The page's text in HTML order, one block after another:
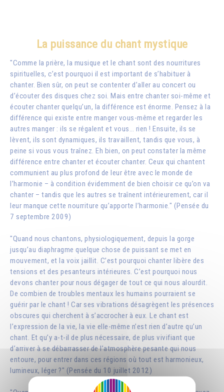
La puissance du chant mystique
"Comme la prière, la musique et le chant sont des nourritures
spirituelles, c’est pourquoi il est important de s’habituer à
chanter. Bien sûr, on peut se contenter d’aller au concert ou
d’écouter des disques chez soi. Mais entre chanter soi-même et
écouter chanter quelqu’un, la différence est énorme. Pensez à la
différence qui existe entre manger vous-même et regarder les
autres manger : ils se régalent et vous… rien ! Ensuite, ils se
lèvent, ils sont dynamiques, ils travaillent, tandis que vous, à
peine si vous vous traînez. Eh bien, on peut constater la même
différence entre chanter et écouter chanter. Ceux qui chantent
communient au plus profond de leur être avec le monde de
l’harmonie – à condition évidemment de bien choisir ce qu’on va
chanter – tandis que les autres se traînent intérieurement, car il
leur manque cette nourriture qu’apporte l’harmonie." (Pensée du
7 septembre 2009)
"Quand nous chantons, physiologiquement, depuis la gorge
jusqu’au diaphragme quelque chose de puissant se met en
mouvement, et la voix jaillit. C’est pourquoi chanter libère des
tensions et des pesanteurs intérieures. C’est pourquoi nous
devons chanter pour nous dégager de tout ce qui nous alourdit.
De combien de troubles mentaux les humains pourraient se
guérir par le chant ! Car ses vibrations désagrègent les présences
obscures qui cherchent à s’accrocher à eux. Le chant est
l’expression de la vie, la vie elle-même n’est rien d’autre qu’un
chant. Et qu’y a-t-il de plus nécessaire, de plus vivifiant que
d’arriver à se débarrasser de l’atmosphère pesante qui nous
entoure, pour entrer dans ces régions où tout est harmonieux,
lumineux, léger ?" (Pensée du 10 juillet 2012)